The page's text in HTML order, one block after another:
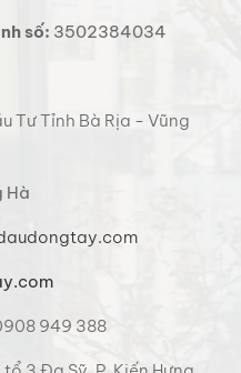
số: 3502384034
Tư Tỉnh Bà Rịa - Vũng
Hà
949 388